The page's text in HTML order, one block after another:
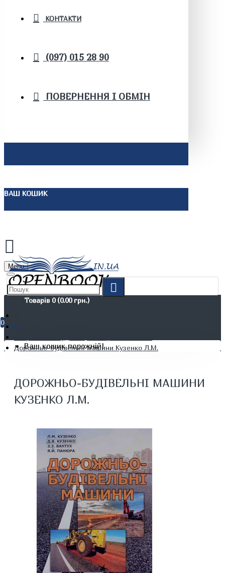
КОНТАКТИ
(097) 015 28 90
ПОВЕРНЕННЯ І ОБМІН
ВАШ КОШИК
Menu
Товарів 0 (0.00 грн.)
0
Ваш кошик порожній!
Не художня література
Дорожньо-будівельні машини Кузенко Л.М.
ДОРОЖНЬО-БУДІВЕЛЬНІ МАШИНИ
КУЗЕНКО Л.М.